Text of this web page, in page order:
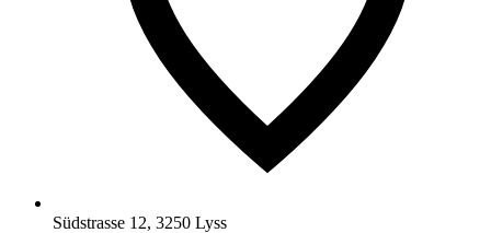
Südstrasse 12, 3250 Lyss